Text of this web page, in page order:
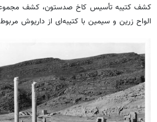
کشف کتیبه تأسیس کاخ صدستون، کشف
الواح زرین و سیمین با کتیبه‌ای از داریوش